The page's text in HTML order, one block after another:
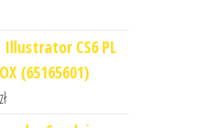
CS6 PL
(65165601)
zł